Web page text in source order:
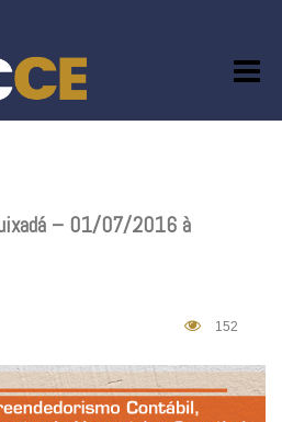
– 01/07/2016 à
152